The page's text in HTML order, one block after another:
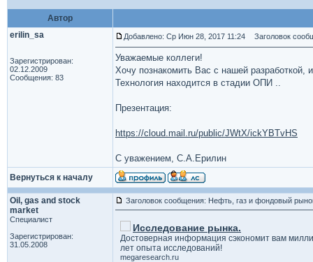
Автор
erilin_sa
Зарегистрирован:
02.12.2009
Сообщения: 83
Добавлено: Ср Июн 28, 2017 11:24 Заголовок
Уважаемые коллеги!
Хочу познакомить Вас с нашей
Технология находится в стадии ОПИ ..
Презентация:
https://cloud.mail.ru/public/JWtX/ickYBTvHS
С уважением, С.А.Ерилин
Вернуться к началу
Oil, gas and stock
market
Специалист
Зарегистрирован:
31.05.2008
Заголовок сообщения: Нефть, газ и фондовый
Исследование рынка.
Достоверная информация сэкономит вам
лет опыта исследований!
megaresearch.ru